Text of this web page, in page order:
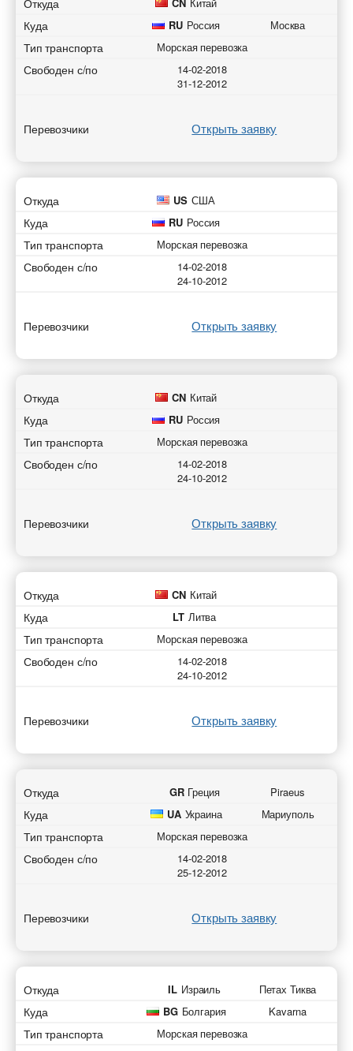
Откуда
Куда RU Россия Москва
Тип транспорта Морская перевозка
Свободен с/по
14-02-2018
31-12-2012
Перевозчики Открыть заявку
Откуда US США
Куда RU Россия
Тип транспорта Морская перевозка
Свободен с/по
14-02-2018
24-10-2012
Перевозчики Открыть заявку
Откуда CN Китай
Куда RU Россия
Тип транспорта Морская перевозка
Свободен с/по
14-02-2018
24-10-2012
Перевозчики Открыть заявку
Откуда CN Китай
Куда LT Литва
Тип транспорта Морская перевозка
Свободен с/по
14-02-2018
24-10-2012
Перевозчики Открыть заявку
Откуда GR Греция Piraeus
Куда UA Украина Мариуполь
Тип транспорта Морская перевозка
Свободен с/по
14-02-2018
25-12-2012
Перевозчики Открыть заявку
Откуда IL Израиль Петах Тиква
Куда BG Болгария Kavarna
Тип транспорта Морская перевозка